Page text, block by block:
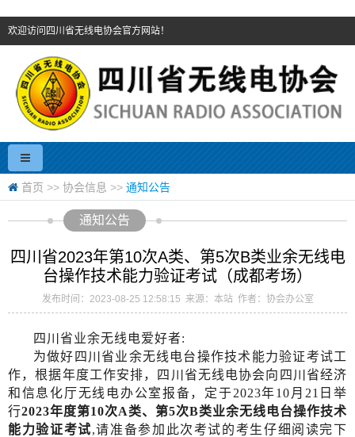
欢迎访问四川省无线电协会官方网站！
首页 >> 协会信息 >> 通知公告
通知公告
四川省2023年第10次A类、第5次B类业余无线电
台操作技术能力验证考试（成都考场）
发布时间：2023-08-25 12:58:15 来源：本站 作者：协会办公室
四川省业余无线电爱好者:
为做好四川省业余无线电台操作技术能力验证考试工
作，根据年度工作安排，四川省无线电协会向四川省经济
和信息化厅无线电办公室报备，定于2023年10月21日举
行2023年度第10次A类、第5次B类业余无线电台操作技术
能力验证考试,请准备参加此次考试的考生仔细阅读完下